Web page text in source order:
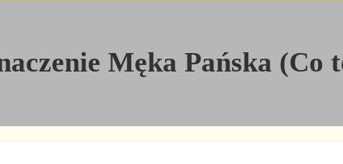
Męka Pańska